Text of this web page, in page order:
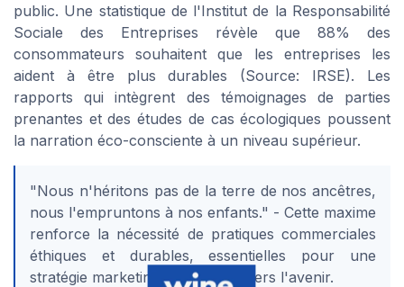
public. Une statistique de l'Institut de la Responsabilité
Sociale des Entreprises révèle que 88% des
consommateurs souhaitent que les entreprises les
aident à être plus durables (Source: IRSE). Les
rapports qui intègrent des témoignages de parties
prenantes et des études de cas écologiques poussent
la narration éco-consciente à un niveau supérieur.
"Nous n'héritons pas de la terre de nos ancêtres,
nous l'empruntons à nos enfants." - Cette maxime
renforce la nécessité de pratiques commerciales
éthiques et durables, essentielles pour une
stratégie marketing qui regarde vers l'avenir.